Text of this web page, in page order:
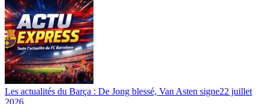
Les actualités du Barça : De Jong blessé, Van Asten signe22 juillet
2026